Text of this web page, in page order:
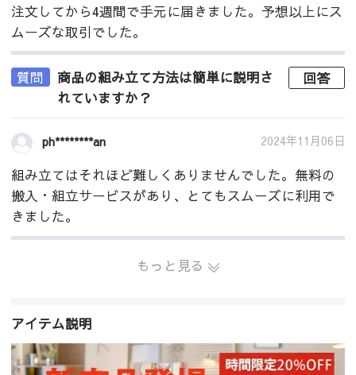
注文してから4週間で手元に届きました。予想以上にス
ムーズな取引でした。
質問
商品の組み立て方法は簡単に説明さ
れていますか？
回答
ph********an 2024年11月06日
組み立てはそれほど難しくありませんでした。無料の
搬入・組立サービスがあり、とてもスムーズに利用で
きました。
もっと見る
アイテム説明